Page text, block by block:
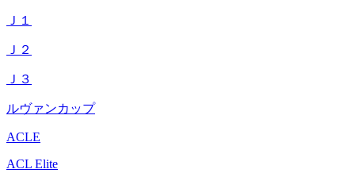
Ｊ１
Ｊ２
Ｊ３
ルヴァンカップ
ACLE
ACL Elite